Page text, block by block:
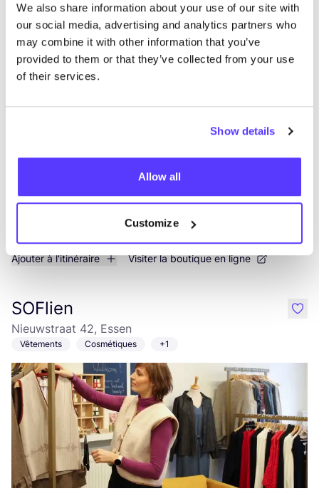
We also share information about your use of our site with
our social media, advertising and analytics partners who
may combine it with other information that you’ve
provided to them or that they’ve collected from your use
of their services.
Show details
Allow all
Customize
Ajouter à l'itinéraire Visiter la boutique en ligne
BrandMission Amsterdam
Haarlemmerstraat 36, Amsterdam
Ajouter à l'itinéraire Visiter la boutique en ligne
SOFlien
Nieuwstraat 42, Essen
Vêtements Cosmétiques +1
like